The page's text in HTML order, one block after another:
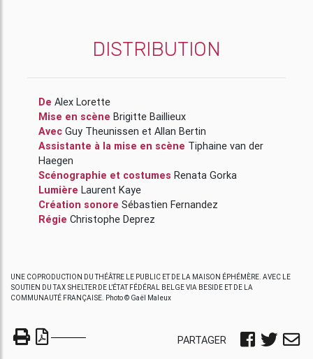
DISTRIBUTION
De Alex Lorette
Mise en scène
Brigitte Baillieux
Avec
Guy Theunissen et
Allan Bertin
Assistante à la mise en scène Tiphaine van der
Haegen
Scénographie et costumes Renata Gorka
Lumière Laurent Kaye
Création sonore Sébastien Fernandez
Régie Christophe Deprez
UNE COPRODUCTION DU THÉÂTRE LE PUBLIC ET DE LA MAISON ÉPHÉMÈRE. AVEC LE
SOUTIEN DU TAX SHELTER DE L’ÉTAT FÉDÉRAL BELGE VIA BESIDE ET DE LA
COMMUNAUTÉ FRANÇAISE. Photo © Gaël Maleux
PARTAGER